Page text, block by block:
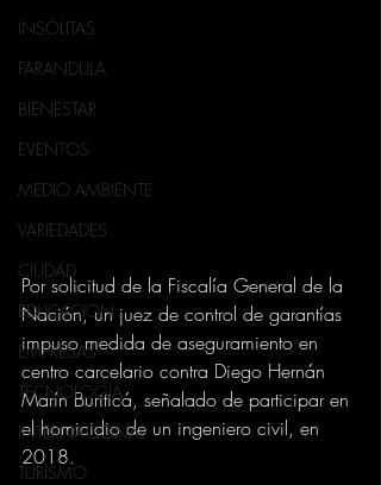
INSÓLITAS
FARANDULA
BIENESTAR
EVENTOS
MEDIO AMBIENTE
VARIEDADES
CIUDAD
EDUCACION
EMPRESAS
TECNOLOGIA
INTERNACIONAL
TURISMO
Por solicitud de la Fiscalía General de la
Nación, un juez de control de garantías
impuso medida de aseguramiento en
centro carcelario contra Diego Hernán
Marín Buriticá, señalado de participar en
el homicidio de un ingeniero civil, en
2018.